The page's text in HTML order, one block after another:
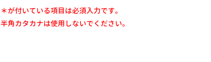
＊が付いている項目は必須入力です。
半角カタカナは使用しないでください。